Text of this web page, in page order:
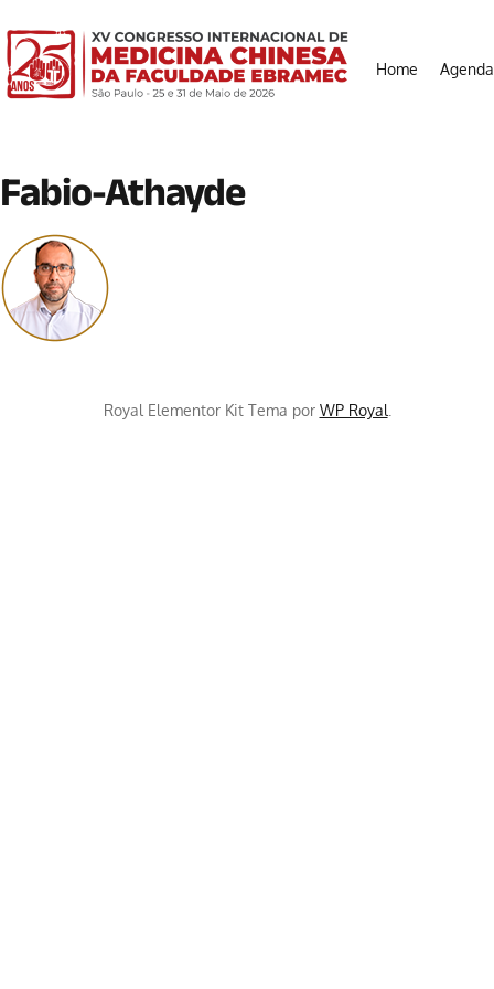
Home Agenda
Fabio-Athayde
Royal Elementor Kit Tema por WP Royal